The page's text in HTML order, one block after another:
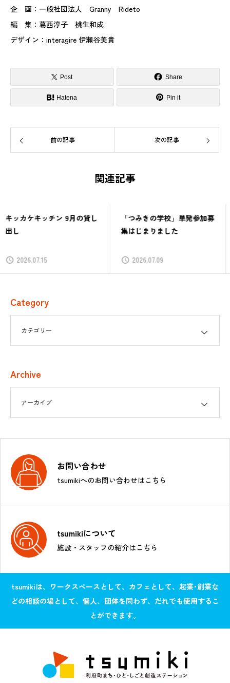
企 画：一般社団法人 Granny Rideto
編 集：葛西淳子 桃生和成
デザイン：interagire 伊瀬谷美貴
Post Share
Hatena Pin it
前の記事 次の記事
関連記事
「つみきの学校」単発参加募
集はじまりました
2026.07.09
つみきの学校番外編「ローカ
ルではじめる／ローカルでつ
2026.06.30
Category
Archive
お問い合わせ
tsumikiへのお問い合わせはこちら
tsumikiについて
施設・スタッフの紹介はこちら
tsumikiは、ワークスペースとして、カフェとして、起業･創業な
どの相談の場として、個人、団体を問わず、だれでも使用するこ
とができます。